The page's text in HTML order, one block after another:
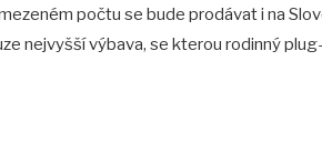
počtu se bude prodávat i na
nejvyšší výbava, se kterou rodinný